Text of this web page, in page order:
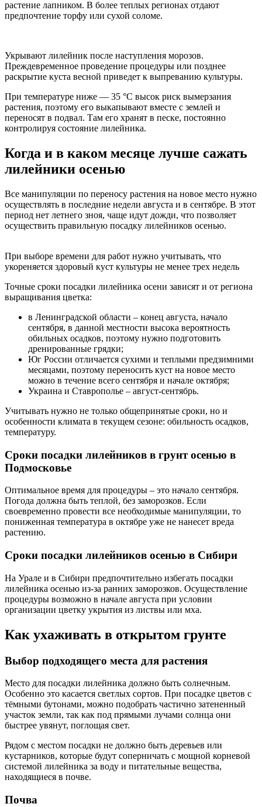
растение лапником. В более теплых регионах отдают
предпочтение торфу или сухой соломе.
Укрывают лилейник после наступления морозов.
Преждевременное проведение процедуры или позднее
раскрытие куста весной приведет к выпреванию культуры.
При температуре ниже — 35 °C высок риск вымерзания
растения, поэтому его выкапывают вместе с землей и
переносят в подвал. Там его хранят в песке, постоянно
контролируя состояние лилейника.
Когда и в каком месяце лучше сажать
лилейники осенью
Все манипуляции по переносу растения на новое место нужно
осуществлять в последние недели августа и в сентябре. В этот
период нет летнего зноя, чаще идут дожди, что позволяет
осуществить правильную посадку лилейников осенью.
При выборе времени для работ нужно учитывать, что
укореняется здоровый куст культуры не менее трех недель
Точные сроки посадки лилейника осени зависят и от региона
выращивания цветка:
в Ленинградской области – конец августа, начало
сентября, в данной местности высока вероятность
обильных осадков, поэтому нужно подготовить
дренированные грядки;
Юг России отличается сухими и теплыми предзимними
месяцами, поэтому переносить куст на новое место
можно в течение всего сентября и начале октября;
Украина и Ставрополье – август-сентябрь.
Учитывать нужно не только общепринятые сроки, но и
особенности климата в текущем сезоне: обильность осадков,
температуру.
Сроки посадки лилейников в грунт осенью в
Подмосковье
Оптимальное время для процедуры – это начало сентября.
Погода должна быть теплой, без заморозков. Если
своевременно провести все необходимые манипуляции, то
пониженная температура в октябре уже не нанесет вреда
растению.
Сроки посадки лилейников осенью в Сибири
На Урале и в Сибири предпочтительно избегать посадки
лилейника осенью из-за ранних заморозков. Осуществление
процедуры возможно в начале августа при условии
организации цветку укрытия из листвы или мха.
Как ухаживать в открытом грунте
Выбор подходящего места для растения
Место для посадки лилейника должно быть солнечным.
Особенно это касается светлых сортов. При посадке цветов с
тёмными бутонами, можно подобрать частично затененный
участок земли, так как под прямыми лучами солнца они
быстрее увянут, поглощая свет.
Рядом с местом посадки не должно быть деревьев или
кустарников, которые будут соперничать с мощной корневой
системой лилейника за воду и питательные вещества,
находящиеся в почве.
Почва